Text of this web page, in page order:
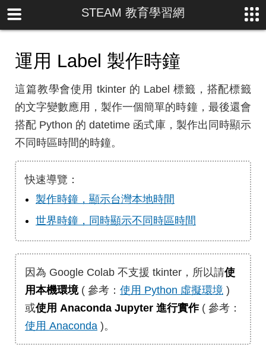
STEAM 教育學習網
運用 Label 製作時鐘
這篇教學會使用 tkinter 的 Label 標籤，搭配標籤
的文字變數應用，製作一個簡單的時鐘，最後還會
搭配 Python 的 datetime 函式庫，製作出同時顯示
不同時區時間的時鐘。
快速導覽：
製作時鐘，顯示台灣本地時間
世界時鐘，同時顯示不同時區時間
因為 Google Colab 不支援 tkinter，所以請使
用本機環境( 參考： 使用 Python 虛擬環境 )
或使用 Anaconda Jupyter 進行實作( 參考：
使用 Anaconda )。